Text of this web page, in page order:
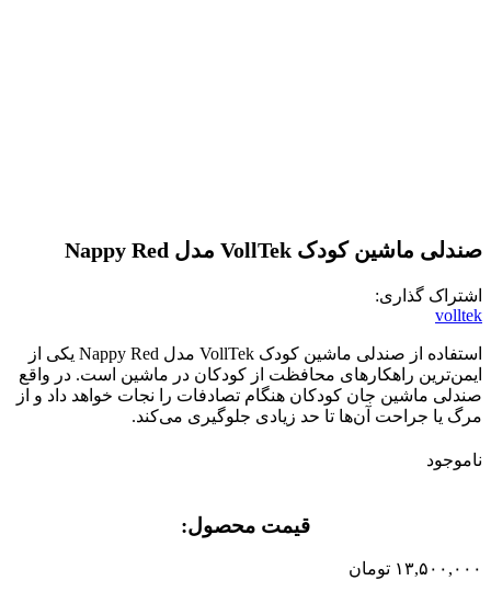
صندلی ماشین کودک VollTek مدل Nappy Red
اشتراک گذاری:
volltek
استفاده از صندلی ماشین کودک VollTek مدل Nappy Red یکی از
ایمن‌ترین راهکارهای محافظت از کودکان در ماشین است. در واقع
صندلی ماشین جان کودکان هنگام تصادفات را نجات خواهد داد و از
مرگ یا جراحت آن‌ها تا حد زیادی جلوگیری می‌کند.
ناموجود
قیمت محصول:​
۱۳,۵۰۰,۰۰۰ تومان